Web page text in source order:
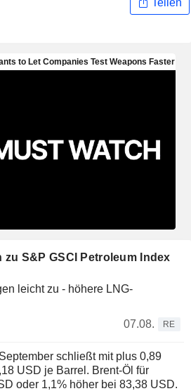
S&P GSCI Petroleum Index
leicht zu - höhere LNG-
07.08.
RE
schließt mit plus 0,89
USD je Barrel. Brent-Öl für
oder 1,1% höher bei 83,38 USD.